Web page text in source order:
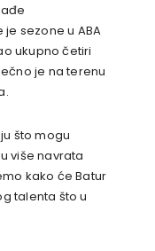
sezone u ABA
ukupno četiri
je na terenu
što mogu
više navrata
kako će Batur
talenta što u